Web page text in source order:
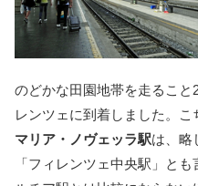
のどかな田園地帯を走ること
レンツェに到着しました。こ
マリア・ノヴェッラ駅は、略
「フィレンツェ中央駅」と